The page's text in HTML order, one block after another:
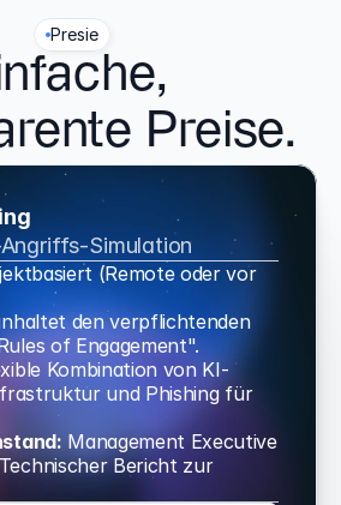
Presie
Preise.
Simulation
(Remote oder vor
den verpflichtenden
of Engagement".
Kombination von KI-
und Phishing für
Management Executive
Bericht zur